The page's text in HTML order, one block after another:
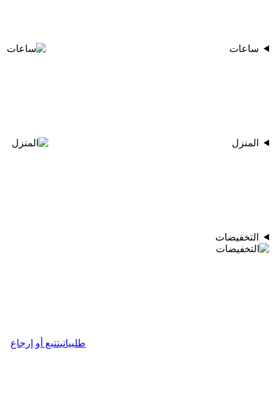
ساعات
المنزل
التخفيضات
طلبياتيتتبع أو إرجاع